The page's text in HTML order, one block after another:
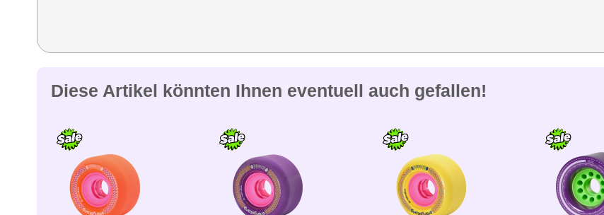
Diese Artikel könnten Ihnen eventuell auch gefallen!